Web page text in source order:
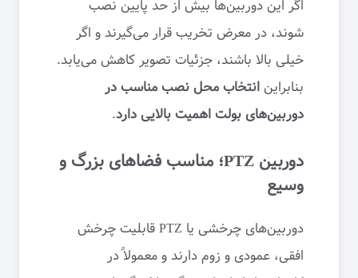
اگر این دوربین‌ها بیش از حد پایین نصب
شوند، در معرض تخریب قرار می‌گیرند و اگر
خیلی بالا باشند، جزئیات تصویر کاهش می‌یابد.
بنابراین انتخاب محل نصب مناسب در
دوربین‌های بولت اهمیت بالایی دارد.
دوربین PTZ؛ مناسب فضاهای بزرگ و
وسیع
دوربین‌های چرخشی یا PTZ قابلیت چرخش
افقی، عمودی و زوم دارند و معمولاً در